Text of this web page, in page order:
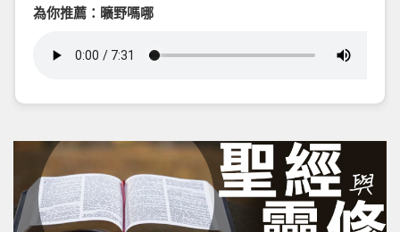
為你推薦：曠野嗎哪